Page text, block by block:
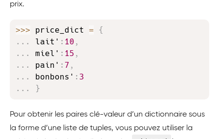
prix.
>>> price_dict =
{
. . . lait' : 10 ,
. . . miel' : 15 ,
. . . pain' : 7 ,
. . . bonbons' : 3
. . . }
Pour obtenir les paires clé-valeur d’un dictionnaire sous
la forme d’une liste de tuples, vous pouvez utiliser la